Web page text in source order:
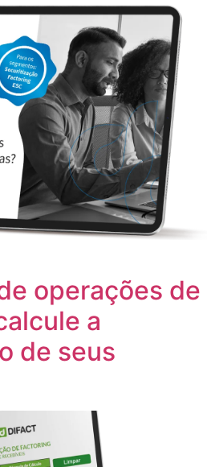
operações de
a
de seus